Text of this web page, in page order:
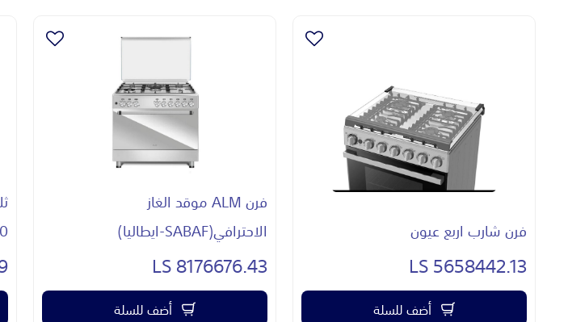
فرن شارب اربع عيون
5658442.13 LS
أضف للسلة
فرن ALM موقد الغاز
الاحترافي(SABAF-ايطاليا)
8176676.43 LS
أضف للسلة